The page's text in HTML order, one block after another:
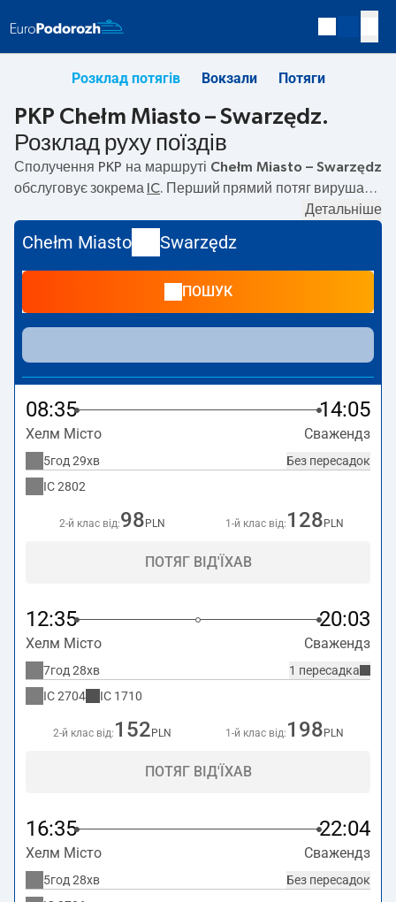
Розклад потягів Вокзали Потяги
PKP Chełm Miasto – Swarzędz.
Розклад руху поїздів
Сполучення PKP на маршруті Chełm Miasto – Swarzędz
обслуговує зокрема IC
. Перший прямий потяг вирушає о
Swarzędz вирушає о 18:27. Найшвидший маршрут
пропонує потяг без пересадокWARTA
потягом триває05:28 . На маршрутіChełm Miasto–
курсують також інші потяги:
нижчу ціну квитка і зазвичай довший час подорожі.
Потяг завершує маршрут на станції Swarzędz.
Детальніше
Chełm Miasto Swarzędz
ПОШУК
08:35 14:05
Хелм Місто Сважендз
Без пересадок
5год 29хв
IC2802
2-й клас від:98 PLN 1-й клас від: 128 PLN
ПОТЯГ ВІД'ЇХАВ
12:35 20:03
Хелм Місто Сважендз
1 пересадка
7год 28хв
IC2704 IC 1710
2-й клас від: 152 PLN 1-й клас від: 198 PLN
ПОТЯГ ВІД'ЇХАВ
16:35 22:04
Хелм Місто Сважендз
Без пересадок
5год 28хв